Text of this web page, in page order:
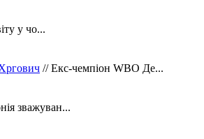
у чо...
// Екс-чемпіон WBO Де...
зважуван...